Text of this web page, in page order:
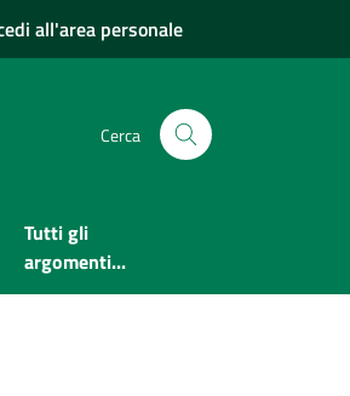
all'area personale
Cerca
Tutti gli
argomenti...